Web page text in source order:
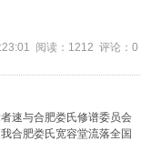
阅读：1212 评论：0
速与合肥娄氏修谱委员会
合肥娄氏宽容堂流落全国